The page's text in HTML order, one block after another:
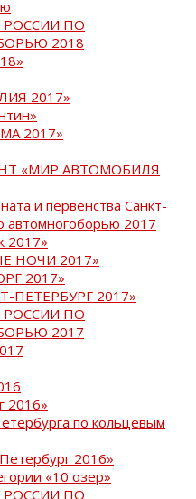
РОССИИ ПО
2018
2017»
2017»
«МИР АВТОМОБИЛЯ
и первенства Санкт-
автомногоборью 2017
2017»
НОЧИ 2017»
2017»
ПЕТЕРБУРГ 2017»
РОССИИ ПО
2017
2016»
по кольцевым
2016»
«10 озер»
РОССИИ ПО